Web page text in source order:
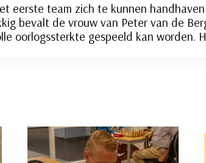
eerste team zich te kunnen
bevalt de vrouw van Peter van de
oorlogssterkte gespeeld kan worden.